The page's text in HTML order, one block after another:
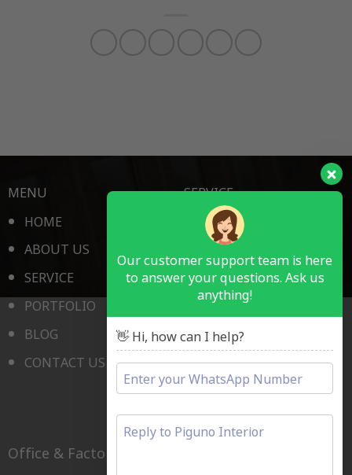
MENU
HOME
ABOUT US
SERVICE
PORTFOLIO
BLOG
CONTACT US
SERVICE
HOTEL ROOM
RESTAURANT & BAR
PUBLIC SPACE
MEDICAL
SCHOOL
OFFICE FURNITURE
LAIN LAIN
Office & Factory
Our customer support team is here
to answer your questions. Ask us
anything!
👋 Hi, how can I help?